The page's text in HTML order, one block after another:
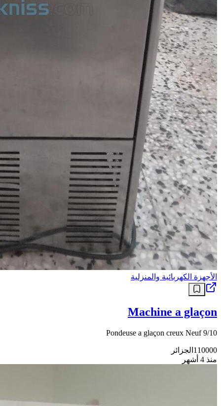
الأجهزة الكهربائية والمنزلية
Machine a glaçon
Pondeuse a glaçon creux Neuf 9/10
110000 الجزائر
منذ 4 أشهر